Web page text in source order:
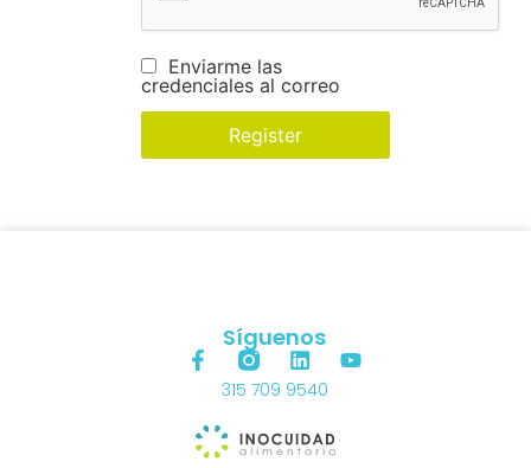
Enviarme las
credenciales al correo
Síguenos
315 709 9540